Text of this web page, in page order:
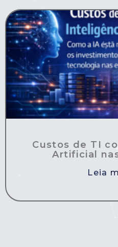
Custos de TI
Artificial
Leia